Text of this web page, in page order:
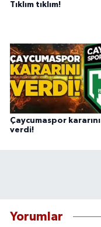
Tıklım tıklım!
Çaycumaspor kararını
verdi!
Yorumlar